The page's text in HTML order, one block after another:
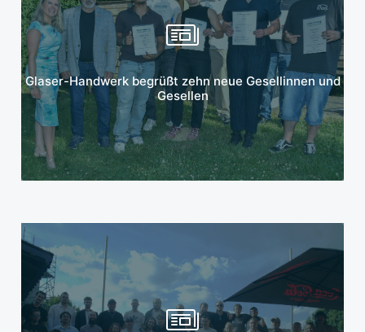
Glaser-Handwerk begrüßt zehn neue Gesellinnen und
Gesellen
Mehr erfahren